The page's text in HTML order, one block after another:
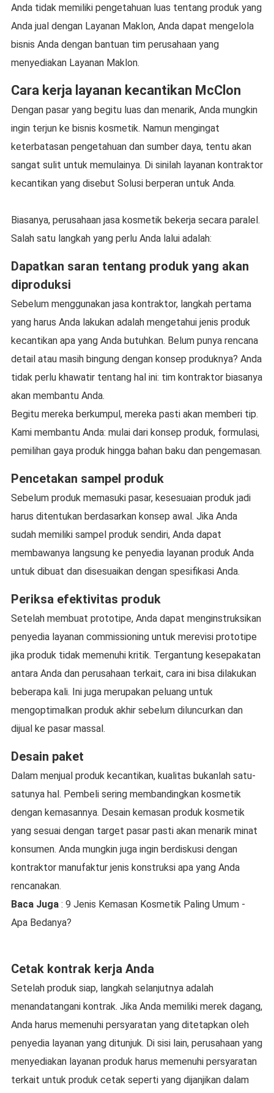
Anda tidak memiliki pengetahuan luas tentang produk yang
Anda jual dengan Layanan Maklon, Anda dapat mengelola
bisnis Anda dengan bantuan tim perusahaan yang
menyediakan Layanan Maklon.
Cara kerja layanan kecantikan McClon
Dengan pasar yang begitu luas dan menarik, Anda mungkin
ingin terjun ke bisnis kosmetik. Namun mengingat
keterbatasan pengetahuan dan sumber daya, tentu akan
sangat sulit untuk memulainya. Di sinilah layanan kontraktor
kecantikan yang disebut Solusi berperan untuk Anda.
Biasanya, perusahaan jasa kosmetik bekerja secara paralel.
Salah satu langkah yang perlu Anda lalui adalah:
Dapatkan saran tentang produk yang akan
diproduksi
Sebelum menggunakan jasa kontraktor, langkah pertama
yang harus Anda lakukan adalah mengetahui jenis produk
kecantikan apa yang Anda butuhkan. Belum punya rencana
detail atau masih bingung dengan konsep produknya? Anda
tidak perlu khawatir tentang hal ini: tim kontraktor biasanya
akan membantu Anda.
Begitu mereka berkumpul, mereka pasti akan memberi tip.
Kami membantu Anda: mulai dari konsep produk, formulasi,
pemilihan gaya produk hingga bahan baku dan pengemasan.
Pencetakan sampel produk
Sebelum produk memasuki pasar, kesesuaian produk jadi
harus ditentukan berdasarkan konsep awal. Jika Anda
sudah memiliki sampel produk sendiri, Anda dapat
membawanya langsung ke penyedia layanan produk Anda
untuk dibuat dan disesuaikan dengan spesifikasi Anda.
Periksa efektivitas produk
Setelah membuat prototipe, Anda dapat menginstruksikan
penyedia layanan commissioning untuk merevisi prototipe
jika produk tidak memenuhi kritik. Tergantung kesepakatan
antara Anda dan perusahaan terkait, cara ini bisa dilakukan
beberapa kali. Ini juga merupakan peluang untuk
mengoptimalkan produk akhir sebelum diluncurkan dan
dijual ke pasar massal.
Desain paket
Dalam menjual produk kecantikan, kualitas bukanlah satu-
satunya hal. Pembeli sering membandingkan kosmetik
dengan kemasannya. Desain kemasan produk kosmetik
yang sesuai dengan target pasar pasti akan menarik minat
konsumen. Anda mungkin juga ingin berdiskusi dengan
kontraktor manufaktur jenis konstruksi apa yang Anda
rencanakan.
Baca Juga: 9 Jenis Kemasan Kosmetik Paling Umum -
Apa Bedanya?
Cetak kontrak kerja Anda
Setelah produk siap, langkah selanjutnya adalah
menandatangani kontrak. Jika Anda memiliki merek dagang,
Anda harus memenuhi persyaratan yang ditetapkan oleh
penyedia layanan yang ditunjuk. Di sisi lain, perusahaan yang
menyediakan layanan produk harus memenuhi persyaratan
terkait untuk produk cetak seperti yang dijanjikan dalam